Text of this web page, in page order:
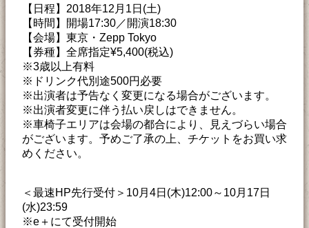
【日程】2018年12月1日(土)
【時間】開場17:30／開演18:30
【会場】東京・Zepp Tokyo
【券種】全席指定¥5,400(税込)
※3歳以上有料
※ドリンク代別途500円必要
※出演者は予告なく変更になる場合がございます。
※出演者変更に伴う払い戻しはできません。
※車椅子エリアは会場の都合により、見えづらい場合
がございます。予めご了承の上、チケットをお買い求
めください。
＜最速HP先行受付＞10月4日(木)12:00～10月17日
(水)23:59
※e＋にて受付開始